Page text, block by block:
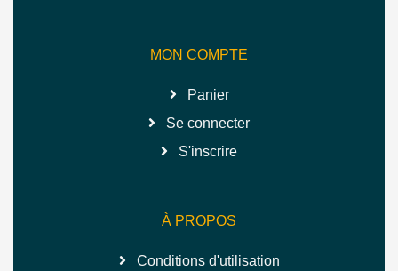
MON COMPTE
Panier
Se connecter
S'inscrire
À PROPOS
Conditions d'utilisation